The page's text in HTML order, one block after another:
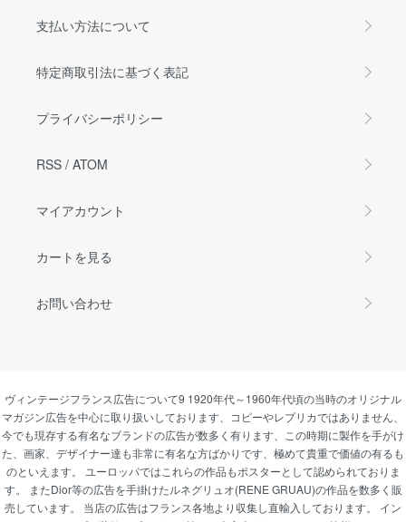
支払い方法について
特定商取引法に基づく表記
プライバシーポリシー
RSS / ATOM
マイアカウント
カートを見る
お問い合わせ
ヴィンテージフランス広告について9 1920年代～1960年代頃の当時のオリジナル
マガジン広告を中心に取り扱いしております、コピーやレプリカではありません、
今でも現存する有名なブランドの広告が数多く有ります、この時期に製作を手がけ
た、画家、デザイナー達も非常に有名な方ばかりです、極めて貴重で価値の有るも
のといえます。 ユーロッパではこれらの作品もポスターとして認められておりま
す。 またDior等の広告を手掛けたルネグリュオ(RENE GRUAU)の作品を数多く販
売しています。 当店の広告はフランス各地より収集し直輸入しております。 イン